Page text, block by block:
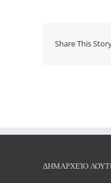
Share This
ΔΗΜΑΡΧΕΊΟ